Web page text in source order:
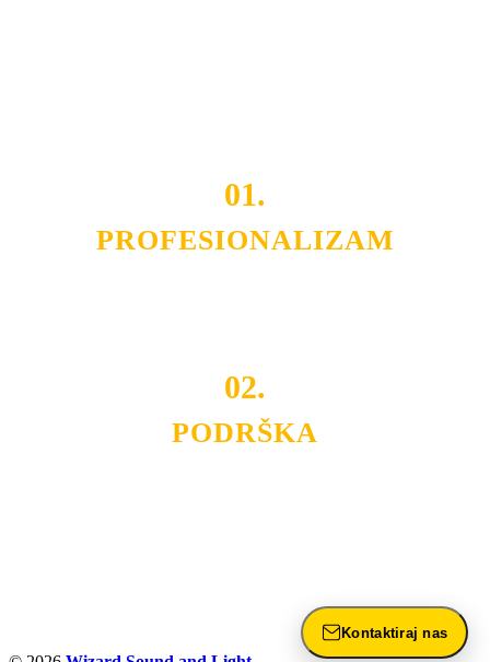
01.
PROFESIONALIZAM
02.
PODRŠKA
Kontaktiraj nas